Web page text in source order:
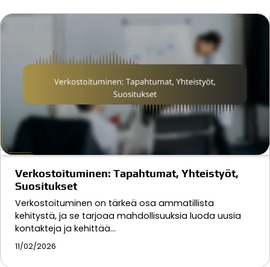
Verkostoituminen: Tapahtumat, Yhteistyöt,
Suositukset
Verkostoituminen on tärkeä osa ammatillista
kehitystä, ja se tarjoaa mahdollisuuksia luoda uusia
kontakteja ja kehittää…
11/02/2026